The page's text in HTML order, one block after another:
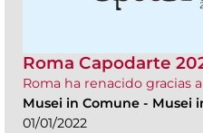
Roma Capodarte
Roma ha renacido gracias
Musei in Comune - Musei
01/01/2022